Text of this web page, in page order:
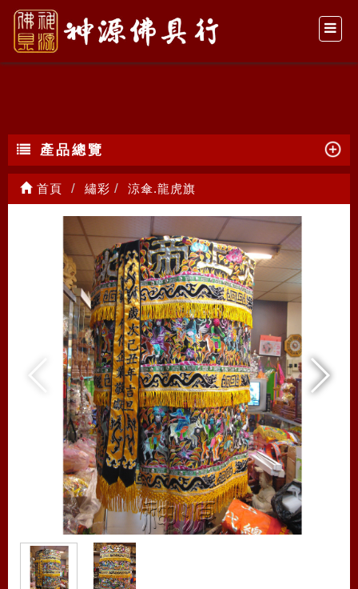
涼傘.龍虎旗
產品總覽
首頁 繡彩 涼傘.龍虎旗